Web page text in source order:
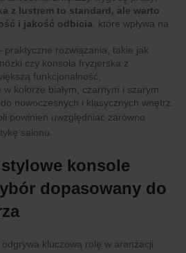
z lustrem to standard, ale warto
i jakość odbicia , które wpływa na
praktyczne rozwiązania, takie jak
czy konsola fryzjerska z
funkcjonalność;
kolorze białym, czarnym i szarym
nowoczesnych i klasycznych wnętrz.
powinien uwzględniać zarówno
salonu.
konsole
dopasowany do
kluczową rolę w aranżacji